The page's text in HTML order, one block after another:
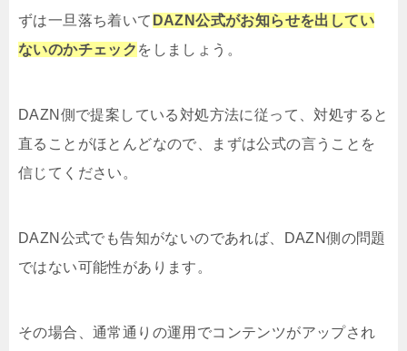
ずは一旦落ち着いて DAZN公式がお知らせを出してい
ないのかチェック をしましょう。
DAZN側で提案している対処方法に従って、対処すると
直ることがほとんどなので、まずは公式の言うことを
信じてください。
DAZN公式でも告知がないのであれば、DAZN側の問題
ではない可能性があります。
その場合、通常通りの運用でコンテンツがアップされ